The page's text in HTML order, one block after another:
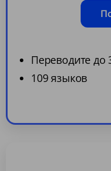
Переводите до
109 языков